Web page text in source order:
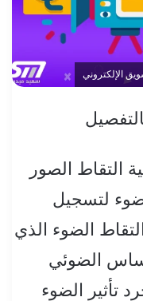
الإلكتروني
التقاط الصور
لتسجيل
الضوء الذي
الضوئي
تأثير الضوء